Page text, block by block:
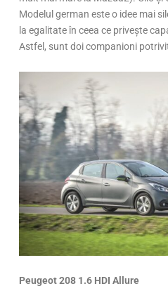
Modelul german este o idee mai
la egalitate în ceea ce privește
Astfel, sunt doi companioni
Peugeot 208 1.6 HDI Allure